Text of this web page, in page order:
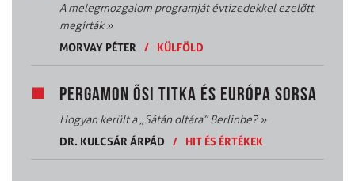
A melegmozgalom programját évtizedekkel ezelőtt
megírták»
MORVAY PÉTER
/ KÜLFÖLD
PERGAMON ŐSI TITKA ÉS EURÓPA SORSA
Hogyan került a „Sátán oltára” Berlinbe?»
DR. KULCSÁR ÁRPÁD
/ HIT ÉS ÉRTÉKEK